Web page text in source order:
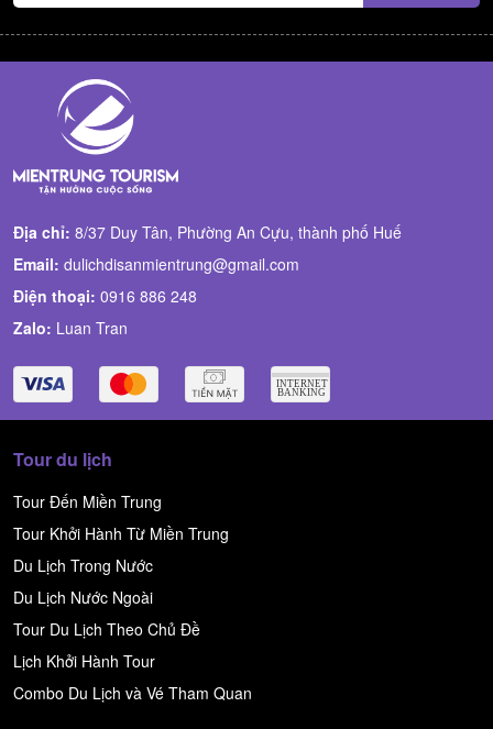
Địa chỉ: 8/37 Duy Tân, Phường An Cựu, thành phố Huế
Email: dulichdisanmientrung@gmail.com
Điện thoại: 0916 886 248
Zalo: Luan Tran
Tour du lịch
Tour Đến Miền Trung
Tour Khởi Hành Từ Miền Trung
Du Lịch Trong Nước
Du Lịch Nước Ngoài
Tour Du Lịch Theo Chủ Đề
Lịch Khởi Hành Tour
Combo Du Lịch và Vé Tham Quan